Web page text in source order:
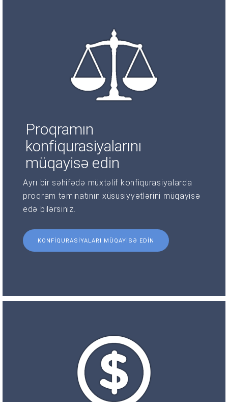
Proqramın
konfiqurasiyalarını
müqayisə edin
Ayrı bir səhifədə müxtəlif konfiqurasiyalarda
proqram təminatının xüsusiyyətlərini müqayisə
edə bilərsiniz.
KONFIQURASIYALARI MÜQAYISƏ EDIN